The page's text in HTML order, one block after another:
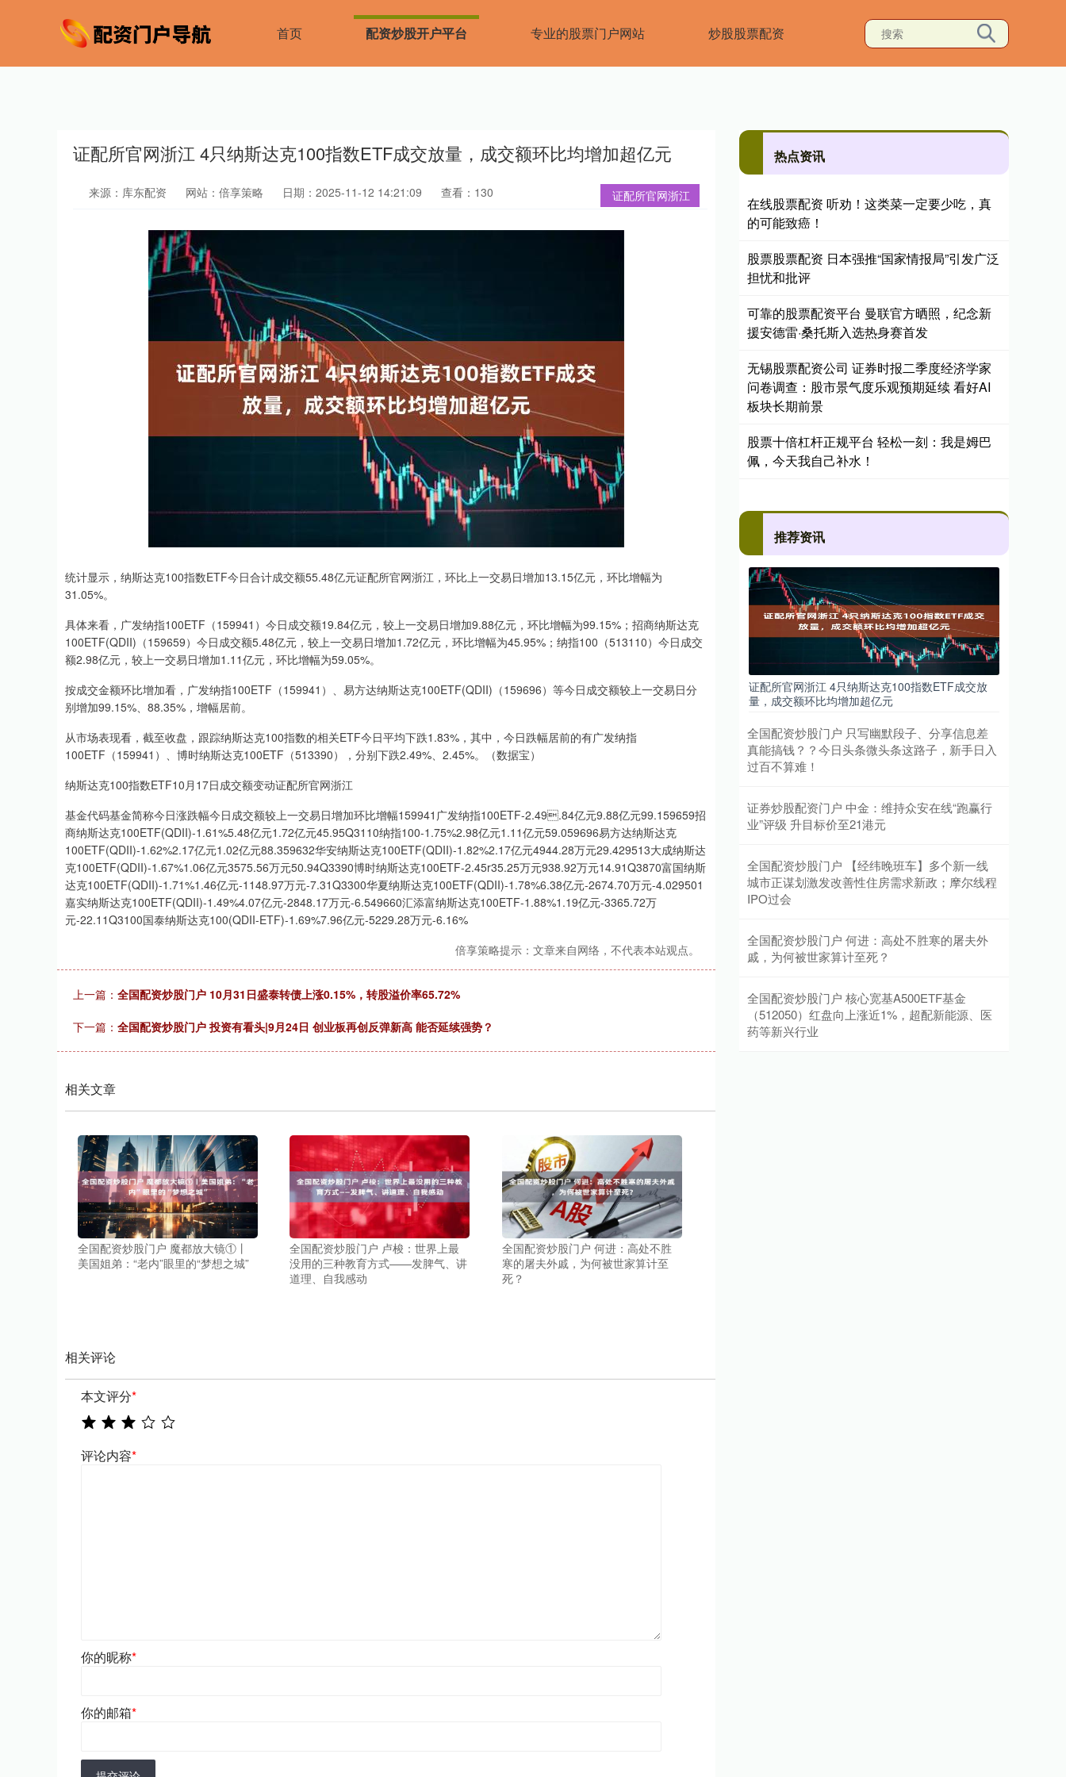
首页 配资炒股开户平台 专业的股票门户网站 炒股股票配资
证配所官网浙江 4只纳斯达克100指数ETF成交放量，成交额环比均增加超亿元
证配所官网浙江
来源：库东配资 网站：倍享策略 日期：2025-11-12 14:21:09 查看：130
统计显示，纳斯达克100指数ETF今日合计成交额55.48亿元证配所官网浙江，环比上一交易日增加13.15亿元，环比增幅为
31.05%。
具体来看，广发纳指100ETF（159941）今日成交额19.84亿元，较上一交易日增加9.88亿元，环比增幅为99.15%；招商纳斯达克
100ETF(QDII)（159659）今日成交额5.48亿元，较上一交易日增加1.72亿元，环比增幅为45.95%；纳指100（513110）今日成交
额2.98亿元，较上一交易日增加1.11亿元，环比增幅为59.05%。
按成交金额环比增加看，广发纳指100ETF（159941）、易方达纳斯达克100ETF(QDII)（159696）等今日成交额较上一交易日分
别增加99.15%、88.35%，增幅居前。
从市场表现看，截至收盘，跟踪纳斯达克100指数的相关ETF今日平均下跌1.83%，其中，今日跌幅居前的有广发纳指
100ETF（159941）、博时纳斯达克100ETF（513390），分别下跌2.49%、2.45%。（数据宝）
纳斯达克100指数ETF10月17日成交额变动证配所官网浙江
基金代码基金简称今日涨跌幅今日成交额较上一交易日增加环比增幅159941广发纳指100ETF-2.49.84亿元9.88亿元99.159659招
商纳斯达克100ETF(QDII)-1.61%5.48亿元1.72亿元45.95Q3110纳指100-1.75%2.98亿元1.11亿元59.059696易方达纳斯达克
100ETF(QDII)-1.62%2.17亿元1.02亿元88.359632华安纳斯达克100ETF(QDII)-1.82%2.17亿元4944.28万元29.429513大成纳斯达
克100ETF(QDII)-1.67%1.06亿元3575.56万元50.94Q3390博时纳斯达克100ETF-2.45r35.25万元938.92万元14.91Q3870富国纳斯
达克100ETF(QDII)-1.71%1.46亿元-1148.97万元-7.31Q3300华夏纳斯达克100ETF(QDII)-1.78%6.38亿元-2674.70万元-4.029501
嘉实纳斯达克100ETF(QDII)-1.49%4.07亿元-2848.17万元-6.549660汇添富纳斯达克100ETF-1.88%1.19亿元-3365.72万
元-22.11Q3100国泰纳斯达克100(QDII-ETF)-1.69%7.96亿元-5229.28万元-6.16%
倍享策略提示：文章来自网络，不代表本站观点。
上一篇： 全国配资炒股门户 10月31日盛泰转债上涨0.15%，转股溢价率65.72%
下一篇： 全国配资炒股门户 投资有看头|9月24日 创业板再创反弹新高 能否延续强势？
相关文章
全国配资炒股门户 魔都放大镜①丨
美国姐弟：“老内”眼里的“梦想之城”
全国配资炒股门户 卢梭：世界上最
没用的三种教育方式——发脾气、讲
道理、自我感动
全国配资炒股门户 何进：高处不胜
寒的屠夫外戚，为何被世家算计至
死？
相关评论
本文评分*
评论内容*
你的昵称*
你的邮箱*
热点资讯
在线股票配资 听劝！这类菜一定要少吃，真
的可能致癌！
股票股票配资 日本强推“国家情报局”引发广泛
担忧和批评
可靠的股票配资平台 曼联官方晒照，纪念新
援安德雷·桑托斯入选热身赛首发
无锡股票配资公司 证券时报二季度经济学家
问卷调查：股市景气度乐观预期延续 看好AI
板块长期前景
股票十倍杠杆正规平台 轻松一刻：我是姆巴
佩，今天我自己补水！
推荐资讯
证配所官网浙江 4只纳斯达克100指数ETF成交放
量，成交额环比均增加超亿元
全国配资炒股门户 只写幽默段子、分享信息差
真能搞钱？？今日头条微头条这路子，新手日入
过百不算难！
证券炒股配资门户 中金：维持众安在线“跑赢行
业”评级 升目标价至21港元
全国配资炒股门户 【经纬晚班车】多个新一线
城市正谋划激发改善性住房需求新政；摩尔线程
IPO过会
全国配资炒股门户 何进：高处不胜寒的屠夫外
戚，为何被世家算计至死？
全国配资炒股门户 核心宽基A500ETF基金
（512050）红盘向上涨近1%，超配新能源、医
药等新兴行业